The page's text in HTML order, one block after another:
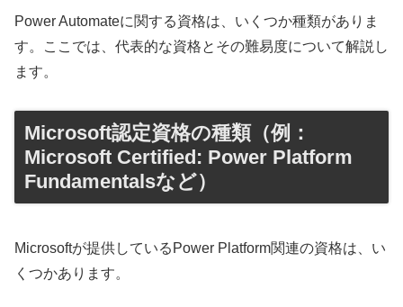
Power Automateに関する資格は、いくつか種類がありま
す。ここでは、代表的な資格とその難易度について解説し
ます。
Microsoft認定資格の種類（例：
Microsoft Certified: Power Platform
Fundamentalsなど）
Microsoftが提供しているPower Platform関連の資格は、い
くつかあります。